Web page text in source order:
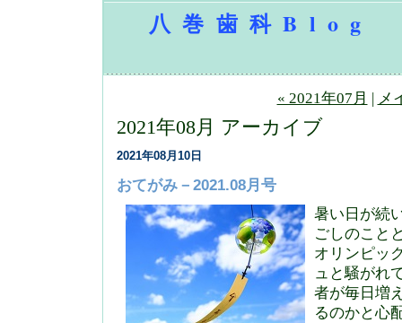
八巻歯科Blog
« 2021年07月 | メ
2021年08月 アーカイブ
2021年08月10日
おてがみ－2021.08月号
暑い日が続
ごしのこと
オリンピッ
ュと騒がれ
者が毎日増
るのかと心